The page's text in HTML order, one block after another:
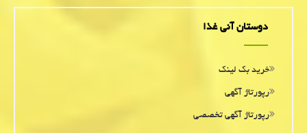
دوستان آنی غذا
خرید بک لینک
رپورتاژ آگهی
رپورتاژ آگهی تخصصی